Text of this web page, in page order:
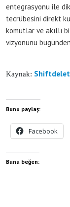
entegrasyonu ile
tecrübesini direkt
komutlar ve akıllı
vizyonunu
Kaynak:
Bunu paylaş:
Facebook
Bunu beğen: